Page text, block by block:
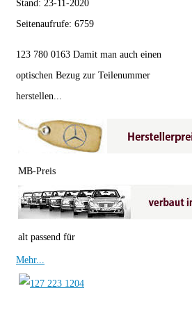
Stand: 23-11-2020
Seitenaufrufe: 6759
123 780 0163 Damit man auch einen
optischen Bezug zur Teilenummer
herstellen...
MB-Preis
alt passend für
Mehr...